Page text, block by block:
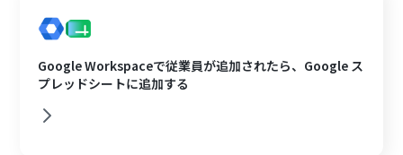
Google Workspaceで従業員が追加されたら、Google ス
プレッドシートに追加する